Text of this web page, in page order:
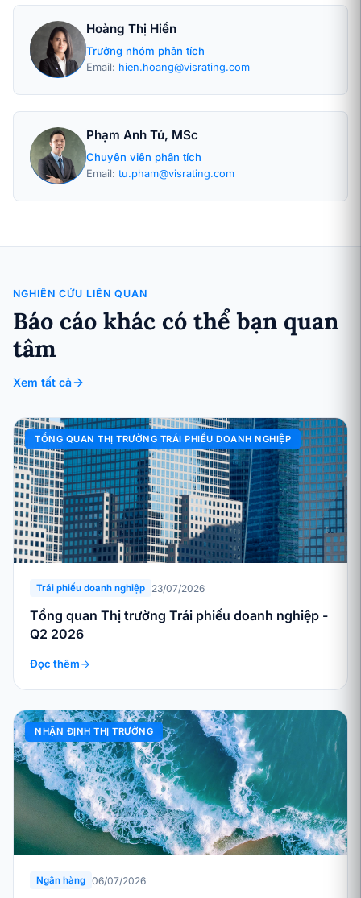
Hoàng Thị Hiền
Trưởng nhóm phân tích
Email: hien.hoang@visrating.com
Phạm Anh Tú, MSc
Chuyên viên phân tích
Email: tu.pham@visrating.com
NGHIÊN CỨU LIÊN QUAN
Báo cáo khác có thể bạn quan
tâm
Xem tất cả
TỔNG QUAN THỊ TRƯỜNG TRÁI PHIẾU DOANH NGHIỆP
Trái phiếu doanh nghiệp 23/07/2026
Tổng quan Thị trường Trái phiếu doanh nghiệp -
Q2 2026
Đọc thêm
NHẬN ĐỊNH THỊ TRƯỜNG
Ngân hàng 06/07/2026